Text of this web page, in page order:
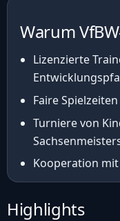
Warum
Lizenzierte
Faire
Turniere von
Kooperation mit
Highlights